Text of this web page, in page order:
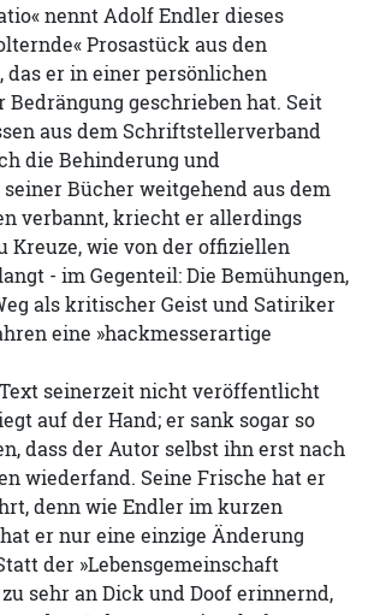
nennt Adolf Endler dieses
Prosastück aus den
das er in einer persönlichen
geschrieben hat. Seit
aus dem Schriftstellerverband
die Behinderung und
Bücher weitgehend aus dem
verbannt, kriecht er allerdings
Kreuze, wie von der offiziellen
- im Gegenteil: Die Bemühungen,
als kritischer Geist und Satiriker
eine »hackmesserartige
seinerzeit nicht veröffentlicht
auf der Hand; er sank sogar so
dass der Autor selbst ihn erst nach
wiederfand. Seine Frische hat er
denn wie Endler im kurzen
er nur eine einzige Änderung
der »Lebensgemeinschaft
sehr an Dick und Doof erinnernd,